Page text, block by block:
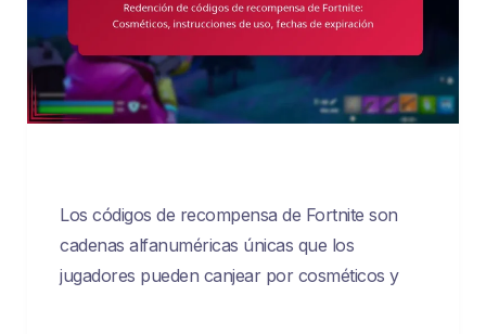
Los códigos de recompensa de Fortnite son
cadenas alfanuméricas únicas que los
jugadores pueden canjear por cosméticos y